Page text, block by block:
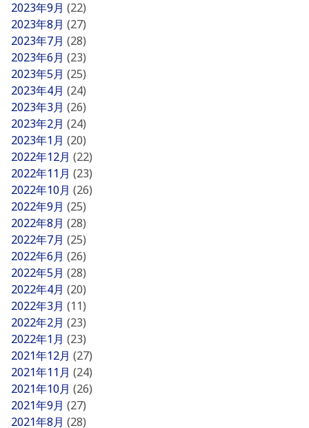
2023年9月 (22)
2023年8月 (27)
2023年7月 (28)
2023年6月 (23)
2023年5月 (25)
2023年4月 (24)
2023年3月 (26)
2023年2月 (24)
2023年1月 (20)
2022年12月 (22)
2022年11月 (23)
2022年10月 (26)
2022年9月 (25)
2022年8月 (28)
2022年7月 (25)
2022年6月 (26)
2022年5月 (28)
2022年4月 (20)
2022年3月 (11)
2022年2月 (23)
2022年1月 (23)
2021年12月 (27)
2021年11月 (24)
2021年10月 (26)
2021年9月 (27)
2021年8月 (28)